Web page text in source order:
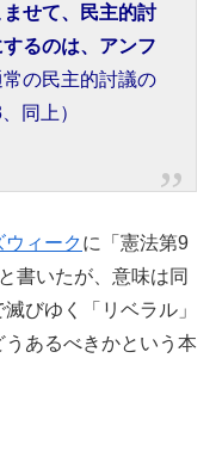
せて、民主的討
るのは、アンフ
の民主的討議の
同上）
ウィークに「憲法第9
書いたが、意味は同
びゆく「リベラル」
あるべきかという本